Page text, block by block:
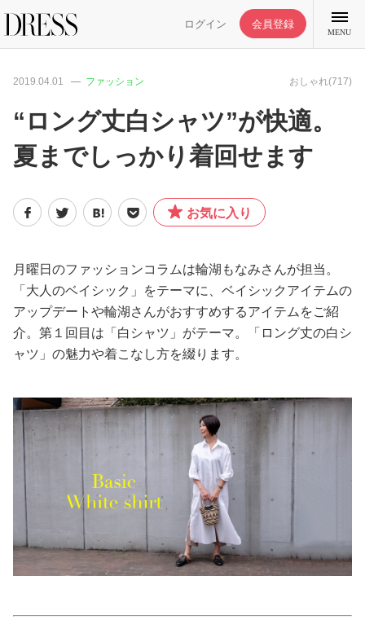
ログイン 会員登録
MENU
特集記事
DRESS部活
ファッション
恋愛/結婚/離婚
美容/健康
ワークスタイル
妊娠/出産/家族
ココロ/カラダ
2019.04.01 ファッション おしゃれ(717)
“ロング丈白シャツ”が快適。
夏までしっかり着回せます
お気に入り
月曜日のファッションコラムは輪湖もなみさんが担当。
「大人のベイシック」をテーマに、ベイシックアイテムの
アップデートや輪湖さんがおすすめするアイテムをご紹
介。第１回目は「白シャツ」がテーマ。「ロング丈の白シ
ャツ」の魅力や着こなし方を綴ります。